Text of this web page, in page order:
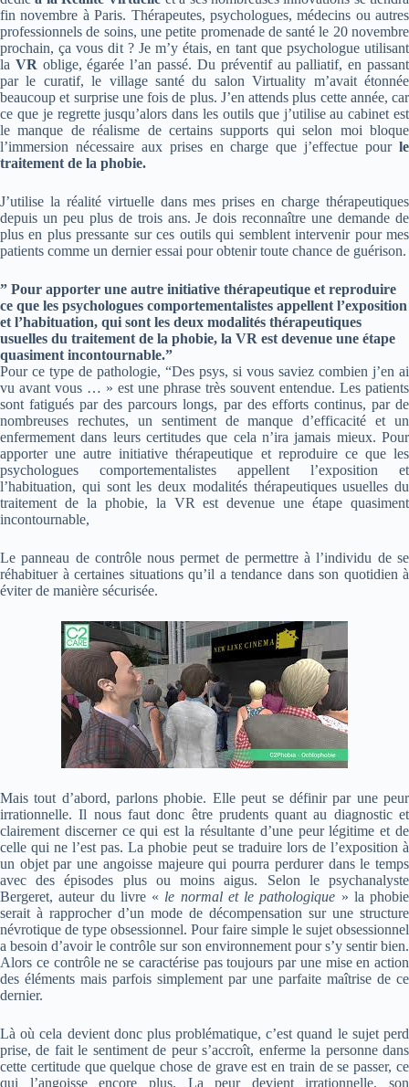
fin novembre à Paris. Thérapeutes, psychologues, médecins ou autres
professionnels de soins, une petite promenade de santé le 20 novembre
prochain, ça vous dit ? Je m’y étais, en tant que psychologue utilisant
la VR oblige, égarée l’an passé. Du préventif au palliatif, en passant
par le curatif, le village santé du salon Virtuality m’avait étonnée
beaucoup et surprise une fois de plus. J’en attends plus cette année, car
ce que je regrette jusqu’alors dans les outils que j’utilise au cabinet est
le manque de réalisme de certains supports qui selon moi bloque
l’immersion nécessaire aux prises en charge que j’effectue pourle
traitement de la phobie.
J’utilise la réalité virtuelle dans mes prises en charge thérapeutiques
depuis un peu plus de trois ans. Je dois reconnaître une demande de
plus en plus pressante sur ces outils qui semblent intervenir pour mes
patients comme un dernier essai pour obtenir toute chance de guérison.
” Pour apporter une autre initiative thérapeutique et reproduire
ce que les psychologues comportementalistes appellent l’exposition
et l’habituation, qui sont les deux modalités thérapeutiques
usuelles du traitement de la phobie, la VR est devenue une étape
quasiment incontournable.”
Pour ce type de pathologie, “Des psys, si vous saviez combien j’en ai
vu avant vous … » est une phrase très souvent entendue. Les patients
sont fatigués par des parcours longs, par des efforts continus, par de
nombreuses rechutes, un sentiment de manque d’efficacité et un
enfermement dans leurs certitudes que cela n’ira jamais mieux. Pour
apporter une autre initiative thérapeutique et reproduire ce que les
psychologues comportementalistes appellent l’exposition et
l’habituation, qui sont les deux modalités thérapeutiques usuelles du
traitement de la phobie, la VR est devenue une étape quasiment
incontournable,
Le panneau de contrôle nous permet de permettre à l’individu de se
réhabituer à certaines situations qu’il a tendance dans son quotidien à
éviter de manière sécurisée.
Mais tout d’abord, parlons phobie. Elle peut se définir par une peur
irrationnelle. Il nous faut donc être prudents quant au diagnostic et
clairement discerner ce qui est la résultante d’une peur légitime et de
celle qui ne l’est pas. La phobie peut se traduire lors de l’exposition à
un objet par une angoisse majeure qui pourra perdurer dans le temps
avec des épisodes plus ou moins aigus. Selon le psychanalyste
Bergeret, auteur du livre « le normal et le pathologique » la phobie
serait à rapprocher d’un mode de décompensation sur une structure
névrotique de type obsessionnel. Pour faire simple le sujet obsessionnel
a besoin d’avoir le contrôle sur son environnement pour s’y sentir bien.
Alors ce contrôle ne se caractérise pas toujours par une mise en action
des éléments mais parfois simplement par une parfaite maîtrise de ce
dernier.
Là où cela devient donc plus problématique, c’est quand le sujet perd
prise, de fait le sentiment de peur s’accroît, enferme la personne dans
cette certitude que quelque chose de grave est en train de se passer, ce
qui l’angoisse encore plus. La peur devient irrationnelle, son